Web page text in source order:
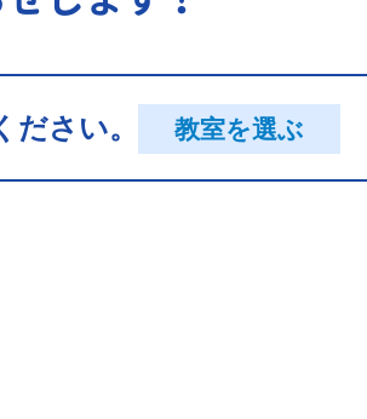
さい。 教室を選ぶ